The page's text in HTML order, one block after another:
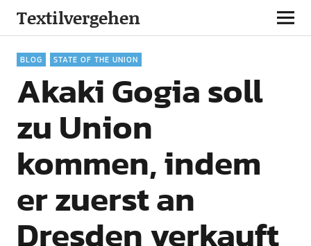
Textilvergehen
BLOG STATE OF THE UNION
Akaki Gogia soll
zu Union
kommen, indem
er zuerst an
Dresden verkauft